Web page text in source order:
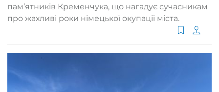
пам’ятників Кременчука, що нагадує сучасникам
про жахливі роки німецької окупації міста.